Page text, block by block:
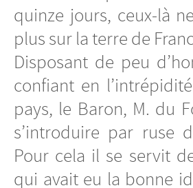
quinze jours, ceux-là
plus sur la terre de
Disposant de peu
confiant en
pays, le Baron, M. du
s’introduire par ruse
Pour cela il se servit
qui avait eu la bonne